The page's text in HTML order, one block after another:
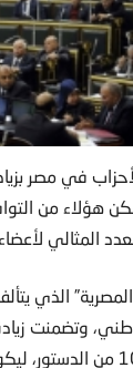
في مصر
هؤلاء من
المثالي
وتضمنت